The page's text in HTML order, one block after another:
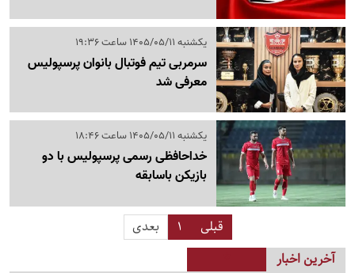
یکشنبه 1405/05/11 ساعت 19:36
سرمربی تیم فوتبال بانوان پرسپولیس
معرفی شد
یکشنبه 1405/05/11 ساعت 18:46
خداحافظی رسمی پرسپولیس با دو
بازیکن باسابقه
قبلی 1
بعدی
آخرین اخبار